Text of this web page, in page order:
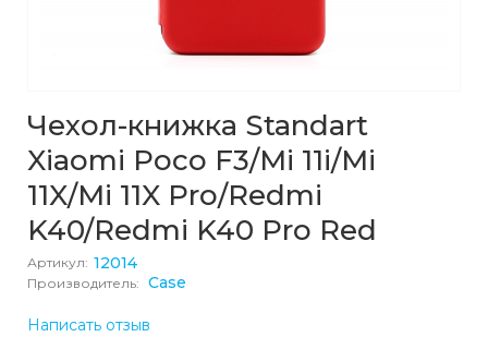
Чехол-книжка Standart
Xiaomi Poco F3/Mi 11i/Mi
11X/Mi 11X Pro/Redmi
K40/Redmi K40 Pro Red
Артикул: 12014
Производитель: Case
Написать отзыв